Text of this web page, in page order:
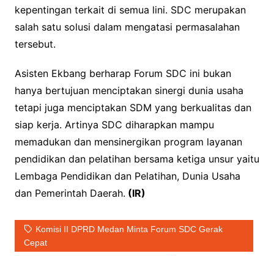
kepentingan terkait di semua lini. SDC merupakan
salah satu solusi dalam mengatasi permasalahan
tersebut.
Asisten Ekbang berharap Forum SDC ini bukan
hanya bertujuan menciptakan sinergi dunia usaha
tetapi juga menciptakan SDM yang berkualitas dan
siap kerja. Artinya SDC diharapkan mampu
memadukan dan mensinergikan program layanan
pendidikan dan pelatihan bersama ketiga unsur yaitu
Lembaga Pendidikan dan Pelatihan, Dunia Usaha
dan Pemerintah Daerah. (IR)
Komisi II DPRD Medan Minta Forum SDC Gerak
Cepat